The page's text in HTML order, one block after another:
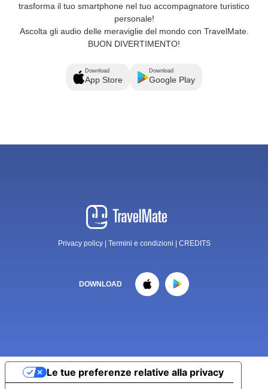
trasforma il tuo smartphone nel tuo accompagnatore turistico
personale!
Ascolta gli audio delle meraviglie del mondo con TravelMate.
BUON DIVERTIMENTO!
Download
App Store
Download
Google Play
Privacy policy| Termini e condizioni CREDITS
DOWNLOAD
Le tue preferenze relative alla privacy